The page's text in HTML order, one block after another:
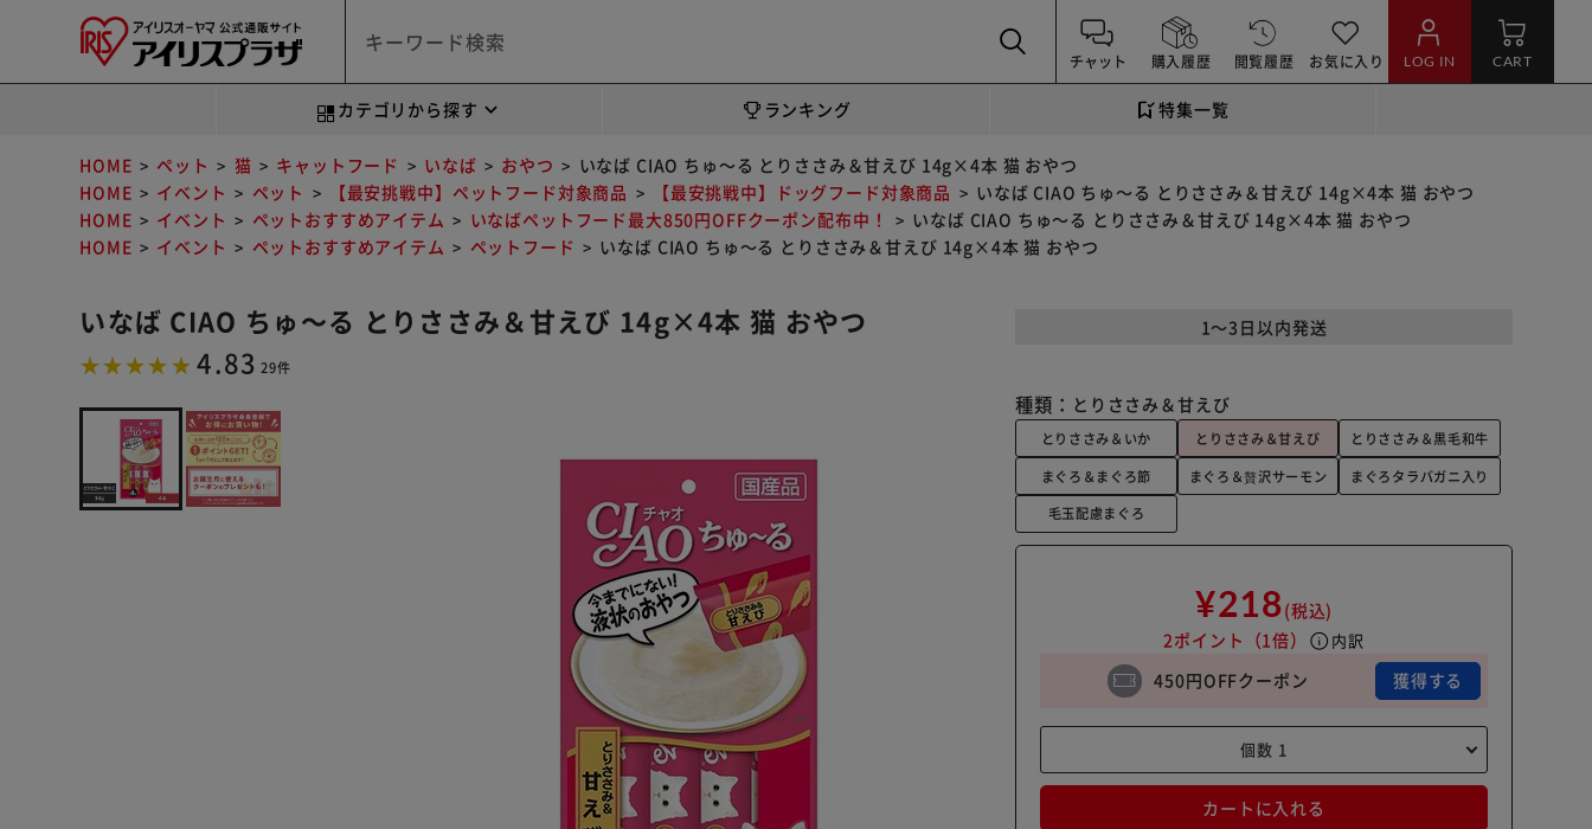
チャット 購入履歴 閲覧履歴 お気に入り LOG IN CART
カテゴリから探す ランキング 特集一覧
HOME ペット 猫 キャットフード いなば おやつ
いなば CIAO ちゅ～る とりささみ＆甘えび 14g×4本 猫 おやつ
HOME
イベント ペット 【最安挑戦中】ペットフード対象商品 【最安挑戦中】ドッグフード対象商品
いなば CIAO ちゅ～る とりささみ＆甘えび 14g×4本 猫 おやつ
HOME
イベント ペットおすすめアイテム いなばペットフード最大850円OFFクーポン配布中！
いなば CIAO ちゅ～る とりささみ＆甘えび 14g×4本 猫 おやつ
HOME
イベント ペットおすすめアイテム ペットフード いなば CIAO ちゅ～る とりささみ＆甘えび 14g×4本 猫 おやつ
いなば CIAO ちゅ～る とりささみ＆甘えび 14g×4本 猫 おやつ
4.83 29件
1～3日以内発送
種類： とりささみ＆甘えび
とりささみ＆いか とりささみ＆甘えび
とりささみ＆黒毛和牛
まぐろ＆まぐろ節
まぐろ＆贅沢サーモン
まぐろタラバガニ入り
毛玉配慮まぐろ
¥218(税込)
2ポイント （1倍） info 内訳
450円OFFクーポン 獲得する
カートに入れる